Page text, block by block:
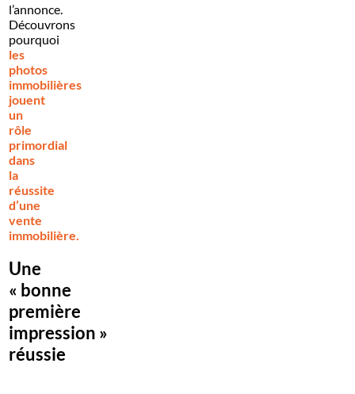
l’annonce.
Découvrons
pourquoi
les
photos
immobilières
jouent
un
rôle
primordial
dans
la
réussite
d’une
vente
immobilière.
Une
« bonne
première
impression »
réussie